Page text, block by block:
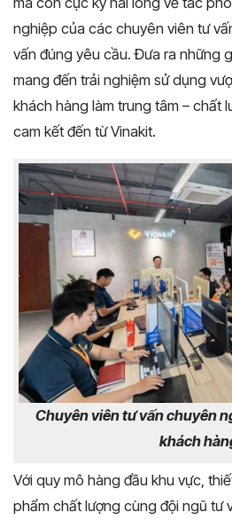
nghiệp của các chuyên viên tư
vấn đúng yêu cầu. Đưa ra những
mang đến trải nghiệm sử dụng
khách hàng làm trung tâm – chất
cam kết đến từ Vinakit.
Chuyên viên tư vấn chuyên
khách
Với quy mô hàng đầu khu vực,
phẩm chất lượng cùng đội ngũ tư